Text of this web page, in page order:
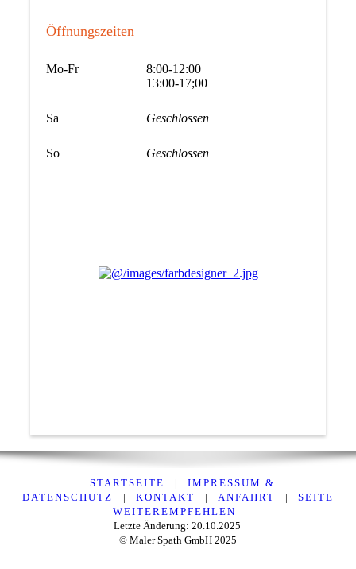
Öffnungszeiten
Mo-Fr
8:00-12:00
13:00-17;00
Sa Geschlossen
So Geschlossen
STARTSEITE |
IMPRESSUM &
DATENSCHUTZ
| KONTAKT | ANFAHRT |
SEITE
WEITEREMPFEHLEN
Letzte Änderung: 20.10.2025
© Maler Spath GmbH 2025